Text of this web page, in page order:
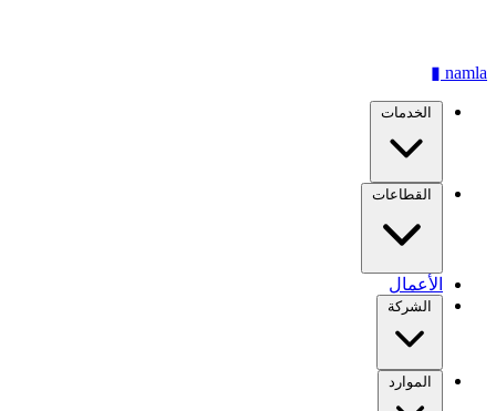
namla
▮
الخدمات
القطاعات
الأعمال
الشركة
الموارد